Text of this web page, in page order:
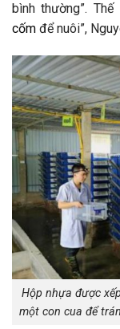
bình thường”.
cốm để nuôi”,
Hộp nhựa được
một con cua để